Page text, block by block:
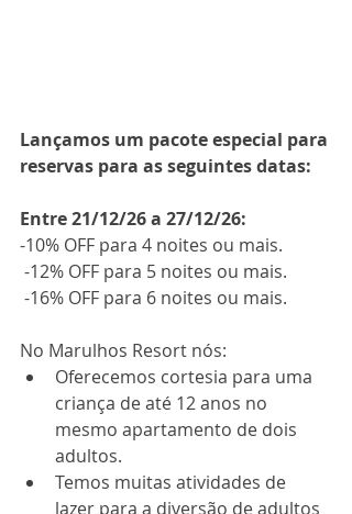
Lançamos um pacote especial para
reservas para as seguintes datas:
Entre 21/12/26 a 27/12/26:
-10% OFF para 4 noites ou mais.
-12% OFF para 5 noites ou mais.
-16% OFF para 6 noites ou mais.
No Marulhos Resort nós:
Oferecemos cortesia para uma
criança de até 12 anos no
mesmo apartamento de dois
adultos.
Temos muitas atividades de
lazer para a diversão de adultos